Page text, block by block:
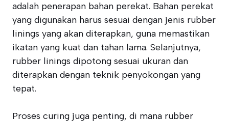
adalah penerapan bahan perekat. Bahan perekat
yang digunakan harus sesuai dengan jenis rubber
linings yang akan diterapkan, guna memastikan
ikatan yang kuat dan tahan lama. Selanjutnya,
rubber linings dipotong sesuai ukuran dan
diterapkan dengan teknik penyokongan yang
tepat.
Proses curing juga penting, di mana rubber